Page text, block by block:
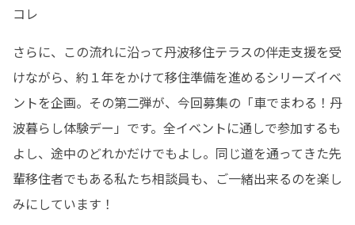
コレ
さらに、この流れに沿って丹波移住テラスの伴走支援を受
けながら、約１年をかけて移住準備を進めるシリーズイベ
ントを企画。その第二弾が、今回募集の「車でまわる！丹
波暮らし体験デー」です。全イベントに通しで参加するも
よし、途中のどれかだけでもよし。同じ道を通ってきた先
輩移住者でもある私たち相談員も、ご一緒出来るのを楽し
みにしています！